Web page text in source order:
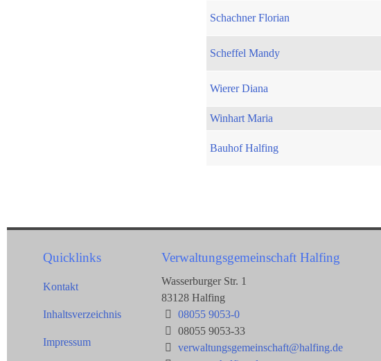
Schachner Florian
Scheffel Mandy
Wierer Diana
Winhart Maria
Bauhof Halfing
Quicklinks
Kontakt
Inhaltsverzeichnis
Impressum
Verwaltungsgemeinschaft Halfing
Wasserburger Str. 1
83128 Halfing
08055 9053-0
08055 9053-33
verwaltungsgemeinschaft@halfing.de